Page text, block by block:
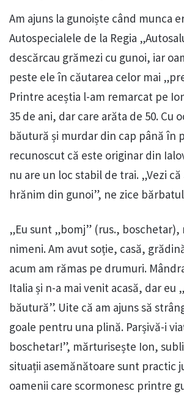
Am ajuns la gunoiște când munca
Autospecialele de la Regia
descărcau grămezi cu gunoi, iar
peste ele în căutarea celor mai
Printre aceștia l-am remarcat pe
35 de ani, dar care arăta de 50. Cu
băutură și murdar din cap până în
recunoscut că este originar din
nu are un loc stabil de trai. „Vezi că
hrănim din gunoi”, ne zice
„Eu sunt „bomj” (rus., boschetar),
nimeni. Am avut soție, casă,
acum am rămas pe drumuri.
Italia și n-a mai venit acasă, dar eu
băutură”. Uite că am ajuns să
goale pentru una plină. Parșivă-i
boschetar!”, mărturisește Ion,
situații asemănătoare sunt practic
oamenii care scormonesc printre